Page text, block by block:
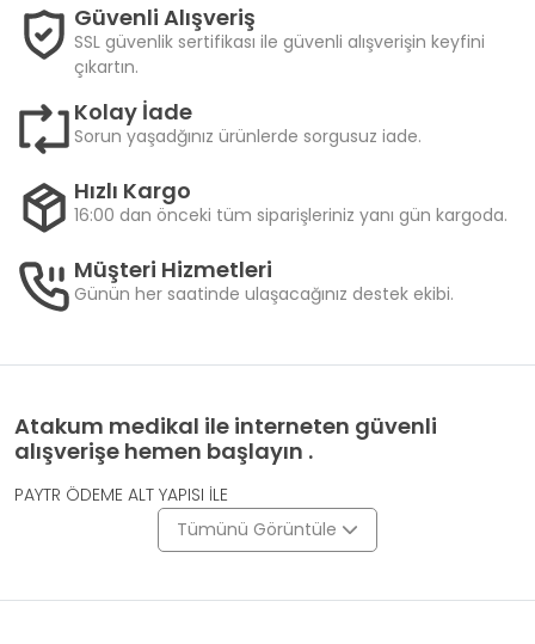
Güvenli Alışveriş
SSL güvenlik sertifikası ile güvenli alışverişin keyfini
çıkartın.
Kolay İade
Sorun yaşadğınız ürünlerde sorgusuz iade.
Hızlı Kargo
16:00 dan önceki tüm siparişleriniz yanı gün kargoda.
Müşteri Hizmetleri
Günün her saatinde ulaşacağınız destek ekibi.
Atakum medikal ile interneten güvenli
alışverişe hemen başlayın .
PAYTR ÖDEME ALT YAPISI İLE
Tümünü Görüntüle